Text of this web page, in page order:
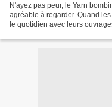
N'ayez pas peur, le Yarn
agréable à regarder. Quand
le quotidien avec leurs